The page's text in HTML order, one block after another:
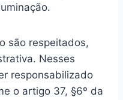
são respeitados,
Nesses
responsabilizado
o artigo 37, §6º da